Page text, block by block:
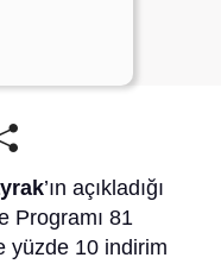
’ın açıkladığı
Programı 81
yüzde 10 indirim